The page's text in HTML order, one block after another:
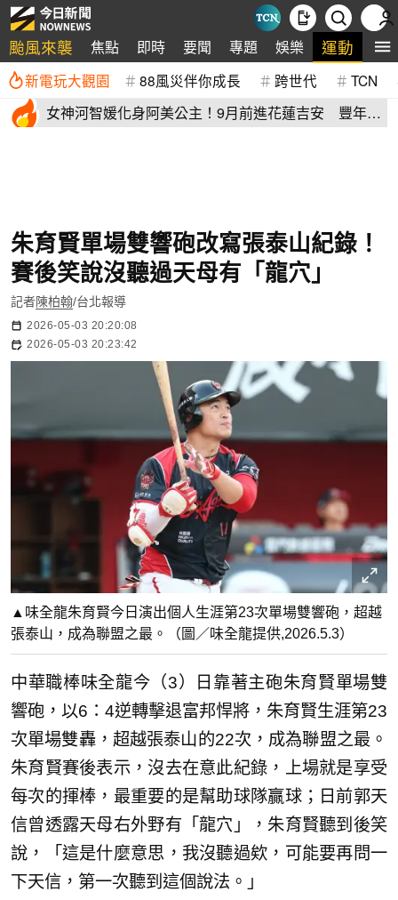
颱風來襲 焦點 即時 要聞 專題 娛樂 運動 全
新電玩大觀園 88風災伴你成長 跨世代 TCN
女神河智媛化身阿美公主！9月前進花蓮吉安 豐年節
朱育賢單場雙響砲改寫張泰山紀錄！
賽後笑說沒聽過天母有「龍穴」
記者陳柏翰/台北報導
2026-05-03 20:20:08
2026-05-03 20:23:42
▲味全龍朱育賢今日演出個人生涯第23次單場雙響砲，超越
張泰山，成為聯盟之最。（圖／味全龍提供,2026.5.3）
中華職棒味全龍今（3）日靠著主砲朱育賢單場雙
響砲，以6：4逆轉擊退富邦悍將，朱育賢生涯第23
次單場雙轟，超越張泰山的22次，成為聯盟之最。
朱育賢賽後表示，沒去在意此紀錄，上場就是享受
每次的揮棒，最重要的是幫助球隊贏球；日前郭天
信曾透露天母右外野有「龍穴」，朱育賢聽到後笑
說，「這是什麼意思，我沒聽過欸，可能要再問一
下天信，第一次聽到這個說法。」